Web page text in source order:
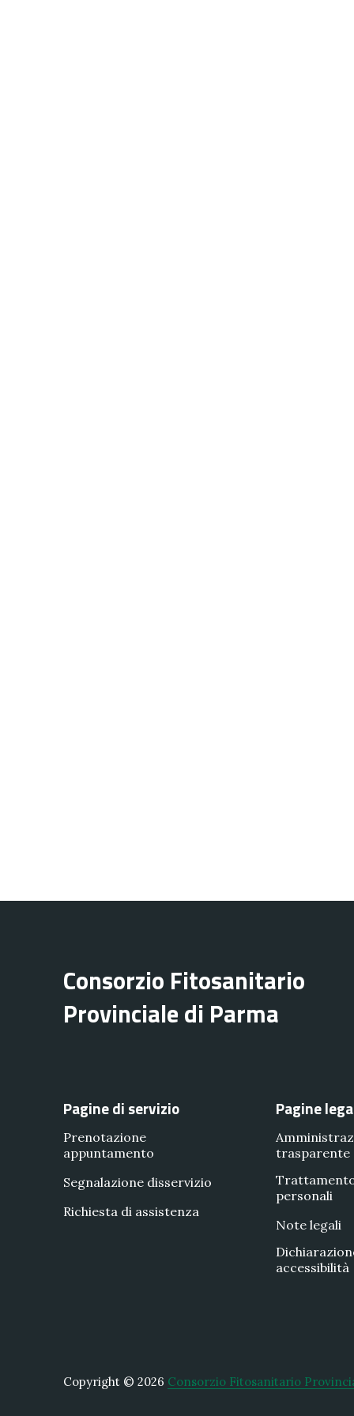
Consorzio Fitosanitario
Provinciale di Parma
Pagine di servizio
Prenotazione
appuntamento
Segnalazione disservizio
Richiesta di assistenza
Pagine
trasparente
personali
Note legali
accessibilità
Copyright © 2026 Consorzio Fitosanitario